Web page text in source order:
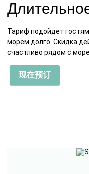
Тариф подойдет
морем долго. Скидка
счастливо рядом с
现在预订